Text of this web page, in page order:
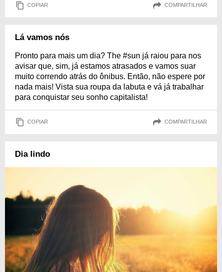
COPIAR COMPARTILHAR
Lá vamos nós
Pronto para mais um dia? The #sun já raiou para nos
avisar que, sim, já estamos atrasados e vamos suar
muito correndo atrás do ônibus. Então, não espere por
nada mais! Vista sua roupa da labuta e vá já trabalhar
para conquistar seu sonho capitalista!
COPIAR COMPARTILHAR
Dia lindo